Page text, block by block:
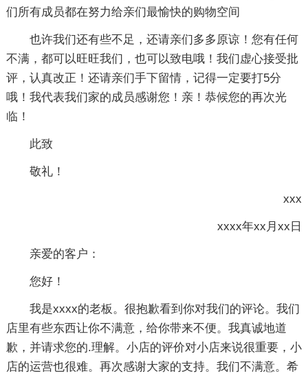
们所有成员都在努力给亲们最愉快的购物空间
也许我们还有些不足，还请亲们多多原谅！您有任何
不满，都可以旺旺我们，也可以致电哦！我们虚心接受批
评，认真改正！还请亲们手下留情，记得一定要打5分
哦！我代表我们家的成员感谢您！亲！恭候您的再次光
临！
此致
敬礼！
xxx
xxxx年xx月xx日
亲爱的客户：
您好！
我是xxxx的老板。很抱歉看到你对我们的评论。我们
店里有些东西让你不满意，给你带来不便。我真诚地道
歉，并请求您的.理解。小店的评价对小店来说很重要，小
店的运营也很难。再次感谢大家的支持。我们不满意。希